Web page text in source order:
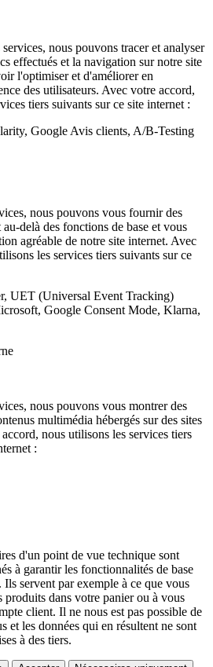
nous pouvons tracer et analyser
effectués et la navigation sur notre site
l'optimiser et d'améliorer en
des utilisateurs. Avec votre accord,
tiers suivants sur ce site internet :
Google Avis clients, A/B-Testing
nous pouvons vous fournir des
delà des fonctions de base et vous
agréable de notre site internet. Avec
les services tiers suivants sur ce
UET (Universal Event Tracking)
Google Consent Mode, Klarna,
nous pouvons vous montrer des
multimédia hébergés sur des sites
nous utilisons les services tiers
:
d'un point de vue technique sont
à garantir les fonctionnalités de base
Ils servent par exemple à ce que vous
produits dans votre panier ou à vous
client. Il ne nous est pas possible de
et les données qui en résultent ne sont
à des tiers.